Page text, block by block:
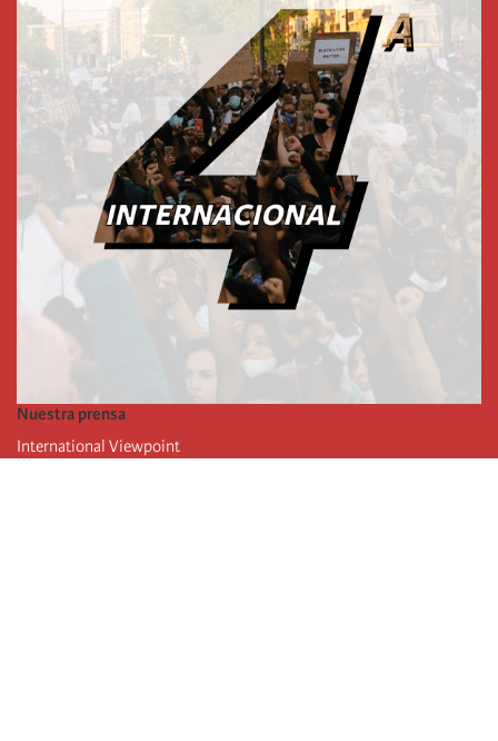
Nuestra prensa
International Viewpoint